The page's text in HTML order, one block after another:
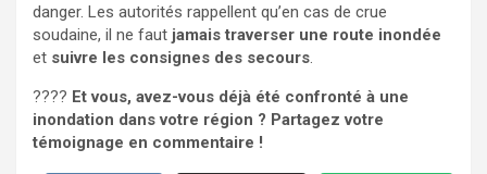
danger. Les autorités rappellent qu’en cas de crue
soudaine, il ne faut jamais traverser une route inondée
et suivre les consignes des secours.
????️ Et vous, avez-vous déjà été confronté à une
inondation dans votre région ? Partagez votre
témoignage en commentaire !